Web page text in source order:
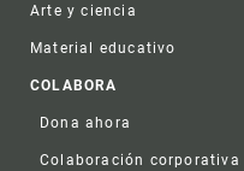
Arte y ciencia
Material educativo
COLABORA
Dona ahora
Colaboración corporativa